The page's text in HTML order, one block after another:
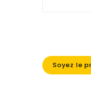
Soyez le